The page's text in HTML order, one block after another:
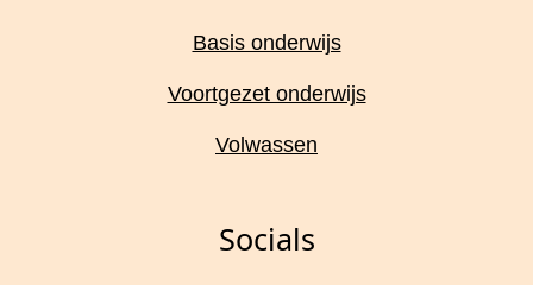
Socials
Basis onderwijs
Voortgezet onderwijs
Volwassen